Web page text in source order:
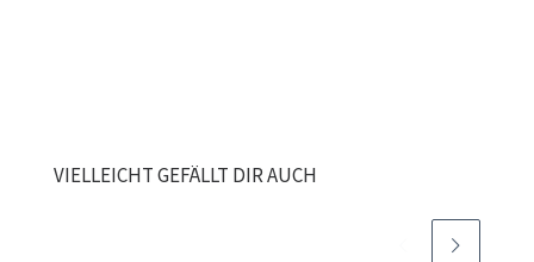
VIELLEICHT GEFÄLLT DIR AUCH